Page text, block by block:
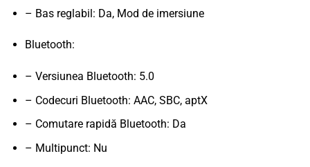
– Bas reglabil: Da, Mod de imersiune
Bluetooth:
– Versiunea Bluetooth: 5.0
– Codecuri Bluetooth: AAC, SBC, aptX
– Comutare rapidă Bluetooth: Da
– Multipunct: Nu